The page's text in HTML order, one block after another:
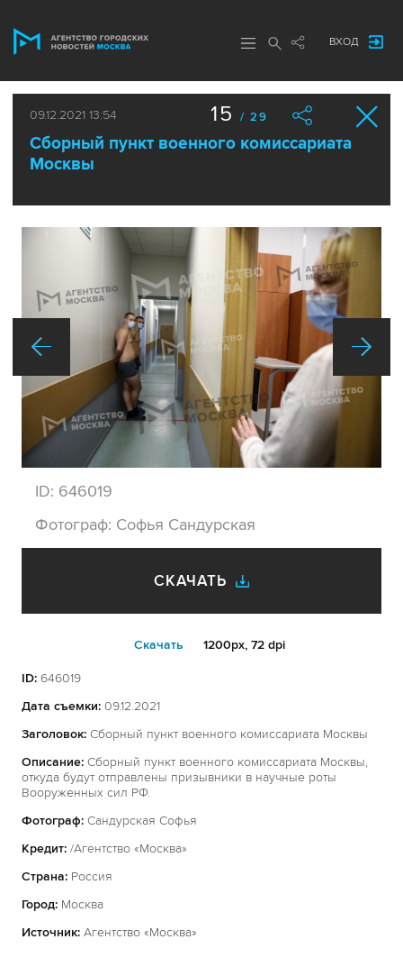
ВХОД
09.12.2021 13:54
Сборный пункт военного комиссариата
Москвы
15 / 29
ID: 646019
Фотограф: Софья Сандурская
СКАЧАТЬ
Cкачать 1200px, 72 dpi
ID: 646019
Дата съемки: 09.12.2021
Заголовок: Сборный пункт военного комиссариата Москвы
Описание: Сборный пункт военного комиссариата Москвы,
откуда будут отправлены призывники в научные роты
Вооруженных сил РФ.
Фотограф: Сандурская Софья
Кредит: /Агентство «Москва»
Страна: Россия
Город: Москва
Источник: Агентство «Москва»